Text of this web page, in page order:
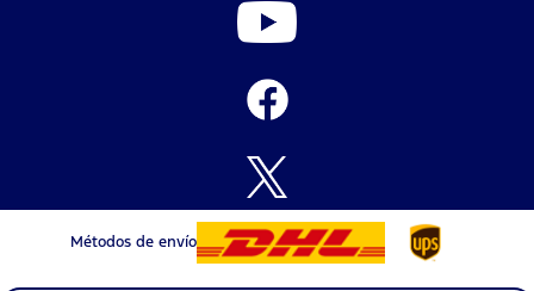
Métodos de envío